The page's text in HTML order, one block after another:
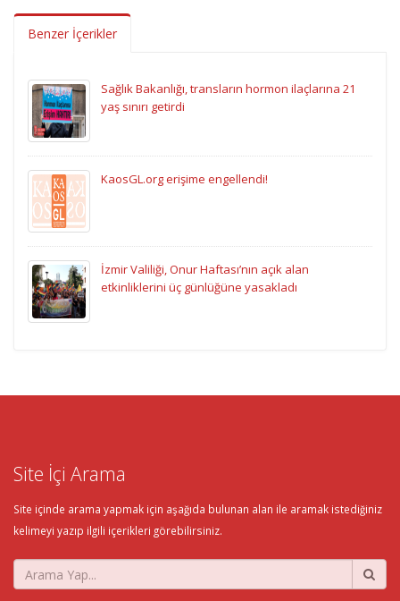
Benzer İçerikler
Sağlık Bakanlığı, transların hormon ilaçlarına 21
yaş sınırı getirdi
KaosGL.org erişime engellendi!
İzmir Valiliği, Onur Haftası’nın açık alan
etkinliklerini üç günlüğüne yasakladı
Site İçi Arama
Site içinde arama yapmak için aşağıda bulunan alan ile aramak istediğiniz
kelimeyi yazıp ilgili içerikleri görebilirsiniz.